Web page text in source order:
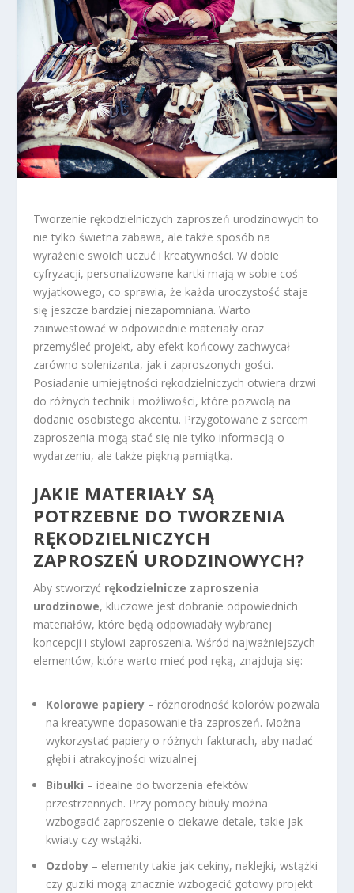
Tworzenie rękodzielniczych zaproszeń urodzinowych to
nie tylko świetna zabawa, ale także sposób na
wyrażenie swoich uczuć i kreatywności. W dobie
cyfryzacji, personalizowane kartki mają w sobie coś
wyjątkowego, co sprawia, że każda uroczystość staje
się jeszcze bardziej niezapomniana. Warto
zainwestować w odpowiednie materiały oraz
przemyśleć projekt, aby efekt końcowy zachwycał
zarówno solenizanta, jak i zaproszonych gości.
Posiadanie umiejętności rękodzielniczych otwiera drzwi
do różnych technik i możliwości, które pozwolą na
dodanie osobistego akcentu. Przygotowane z sercem
zaproszenia mogą stać się nie tylko informacją o
wydarzeniu, ale także piękną pamiątką.
JAKIE MATERIAŁY SĄ
POTRZEBNE DO TWORZENIA
RĘKODZIELNICZYCH
ZAPROSZEŃ URODZINOWYCH?
Aby stworzyć rękodzielnicze zaproszenia
urodzinowe, kluczowe jest dobranie odpowiednich
materiałów, które będą odpowiadały wybranej
koncepcji i stylowi zaproszenia. Wśród najważniejszych
elementów, które warto mieć pod ręką, znajdują się:
Kolorowe papiery – różnorodność kolorów pozwala
na kreatywne dopasowanie tła zaproszeń. Można
wykorzystać papiery o różnych fakturach, aby nadać
głębi i atrakcyjności wizualnej.
Bibułki – idealne do tworzenia efektów
przestrzennych. Przy pomocy bibuły można
wzbogacić zaproszenie o ciekawe detale, takie jak
kwiaty czy wstążki.
Ozdoby – elementy takie jak cekiny, naklejki, wstążki
czy guziki mogą znacznie wzbogacić gotowy projekt